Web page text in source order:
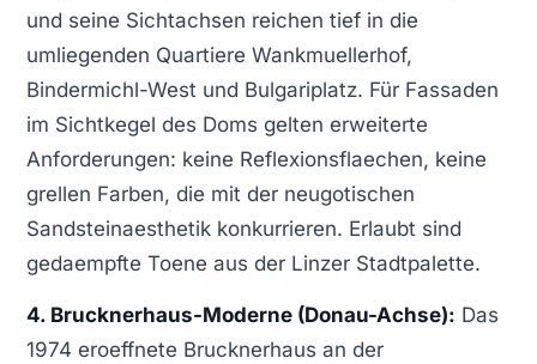
und seine Sichtachsen reichen tief in die
umliegenden Quartiere Wankmuellerhof,
Bindermichl-West und Bulgariplatz. Für Fassaden
im Sichtkegel des Doms gelten erweiterte
Anforderungen: keine Reflexionsflaechen, keine
grellen Farben, die mit der neugotischen
Sandsteinaesthetik konkurrieren. Erlaubt sind
gedaempfte Toene aus der Linzer Stadtpalette.
4. Brucknerhaus-Moderne (Donau-Achse): Das
1974 eroeffnete Brucknerhaus an der